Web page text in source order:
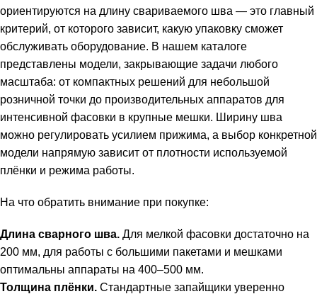
ориентируются на длину свариваемого шва — это главный
критерий, от которого зависит, какую упаковку сможет
обслуживать оборудование. В нашем каталоге
представлены модели, закрывающие задачи любого
масштаба: от компактных решений для небольшой
розничной точки до производительных аппаратов для
интенсивной фасовки в крупные мешки. Ширину шва
можно регулировать усилием прижима, а выбор конкретной
модели напрямую зависит от плотности используемой
плёнки и режима работы.
На что обратить внимание при покупке:
Длина сварного шва. Для мелкой фасовки достаточно на
200 мм, для работы с большими пакетами и мешками
оптимальны аппараты на 400–500 мм.
Толщина плёнки. Стандартные запайщики уверенно